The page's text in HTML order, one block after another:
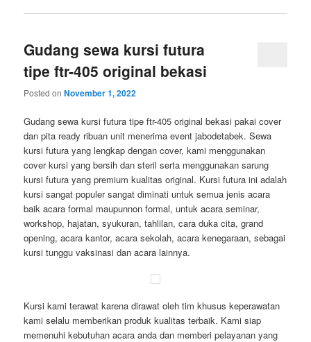
Gudang sewa kursi futura
tipe ftr-405 original bekasi
Posted onNovember 1, 2022
Gudang sewa kursi futura tipe ftr-405 original bekasi pakai cover
dan pita ready ribuan unit menerima event jabodetabek. Sewa
kursi futura yang lengkap dengan cover, kami menggunakan
cover kursi yang bersih dan steril serta menggunakan sarung
kursi futura yang premium kualitas original. Kursi futura ini adalah
kursi sangat populer sangat diminati untuk semua jenis acara
baik acara formal maupunnon formal, untuk acara seminar,
workshop, hajatan, syukuran, tahlilan, cara duka cita, grand
opening, acara kantor, acara sekolah, acara kenegaraan, sebagai
kursi tunggu vaksinasi dan acara lainnya.
Kursi kami terawat karena dirawat oleh tim khusus keperawatan
kami selalu memberikan produk kualitas terbaik. Kami siap
memenuhi kebutuhan acara anda dan memberi pelayanan yang